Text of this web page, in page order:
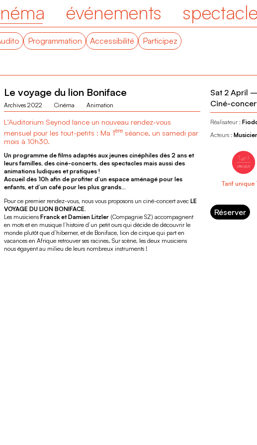
événements
Programmation Accessibilité Participez
Le voyage du lion Boniface
Archives 2022 Cinéma Animation
L’Auditorium Seynod lance un nouveau rendez-vous
mensuel pour les tout-petits : Ma 1èreséance, un samedi par
mois à 10h30.
Un programme de films adaptés aux jeunes cinéphiles dès 2 ans et
leurs familles, des ciné-concerts, des spectacles mais aussi des
animations ludiques et pratiques !
Accueil dès 10h afin de profiter d’un espace aménagé pour les
enfants, et d’un café pour les plus grands…
Pour ce premier rendez-vous, nous vous proposons un ciné-concert avec LE
VOYAGE DU LION BONIFACE.
Les musiciens Franck et Damien Litzler(Compagnie SZ) accompagnent
en mots et en musique l’histoire d’un petit ours qui décide de découvrir le
monde plutôt que d’hiberner, et de Boniface, lion de cirque qui part en
vacances en Afrique retrouver ses racines. Sur scène, les deux musiciens
nous égayent au milieu de leurs nombreux instruments !
Sat 2 April
Ciné-
Réalisateur :
Acteurs :
Tarif unique
Réserver